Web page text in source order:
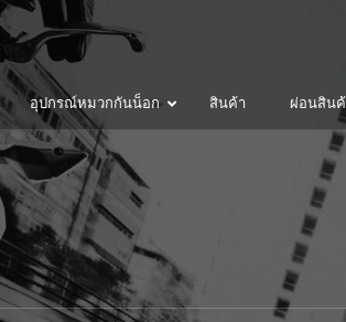
อุปกรณ์หมวกกันน็อก สินค้า ผ่อนสิน